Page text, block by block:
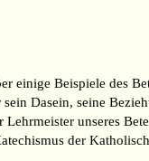
einige Beispiele des
Dasein, seine
Lehrmeister unseres
der